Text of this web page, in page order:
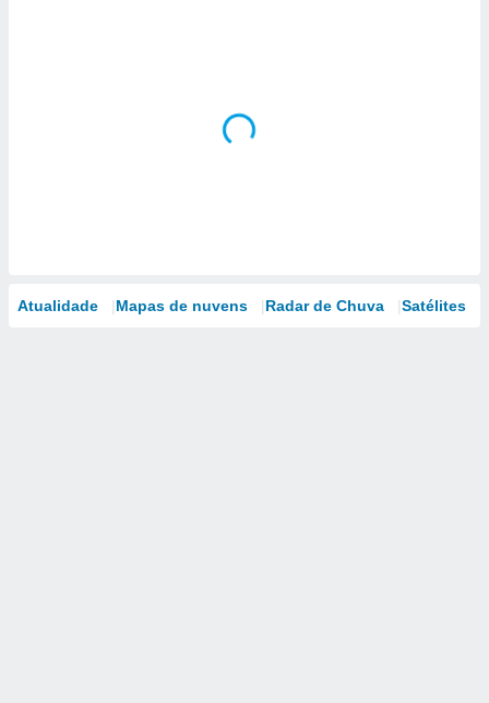
Atualidade Mapas de nuvens Radar de Chuva Satélites